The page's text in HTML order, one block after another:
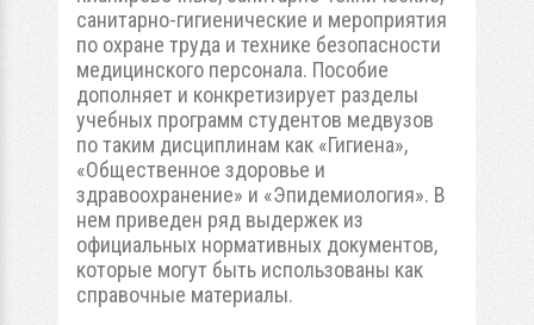
санитарно-гигиенические и мероприятия
по охране труда и технике безопасности
медицинского персонала. Пособие
дополняет и конкретизирует разделы
учебных программ студентов медвузов
по таким дисциплинам как «Гигиена»,
«Общественное здоровье и
здравоохранение» и «Эпидемиология». В
нем приведен ряд выдержек из
официальных нормативных документов,
которые могут быть использованы как
справочные материалы.